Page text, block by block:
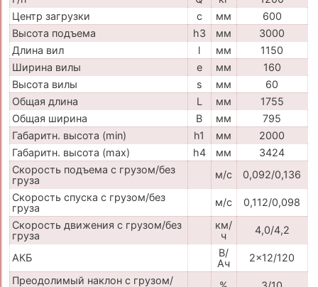
Центр загрузки
c мм
600
Высота подъема
h3 мм
3000
Длина вил
l мм
1150
Ширина вилы
e мм
160
Высота вилы
s мм
60
Общая длина
L мм
1755
Общая ширина
B мм
795
Габаритн. высота (min)
h1 мм
2000
Габаритн. высота (max)
h4 мм
3424
Скорость подъема с грузом/без
груза
м/с
0,092/0,136
Скорость спуска с грузом/без
груза
м/с
0,112/0,098
Скорость движения с грузом/без
груза
км/
ч
4,0/4,2
АКБ
В/
Ач
2x12/120
Преодолимый наклон с грузом/